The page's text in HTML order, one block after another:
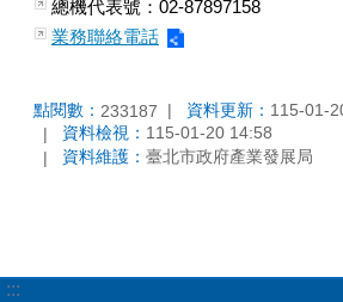
總機代表號：02-87897158
業務聯絡電話
點閱數： 233187 資料更新： 115-01-
資料檢視： 115-01-20 14:58
資料維護： 臺北市政府產業發展局
:::